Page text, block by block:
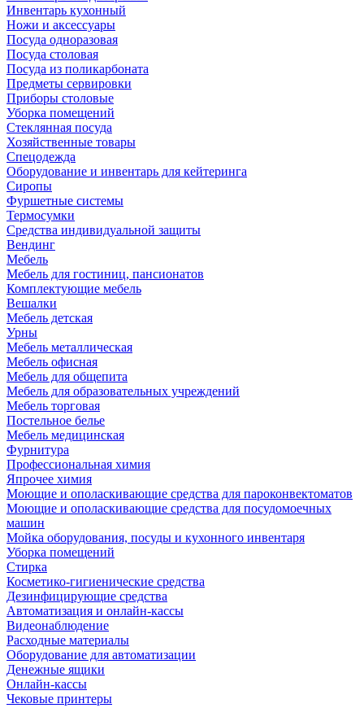
Инвентарь кухонный
Ножи и аксессуары
Посуда одноразовая
Посуда столовая
Посуда из поликарбоната
Предметы сервировки
Приборы столовые
Уборка помещений
Стеклянная посуда
Хозяйственные товары
Спецодежда
Оборудование и инвентарь для кейтеринга
Сиропы
Фуршетные системы
Термосумки
Средства индивидуальной защиты
Вендинг
Мебель
Мебель для гостиниц, пансионатов
Комплектующие мебель
Вешалки
Мебель детская
Урны
Мебель металлическая
Мебель офисная
Мебель для общепита
Мебель для образовательных учреждений
Мебель торговая
Постельное белье
Мебель медицинская
Фурнитура
Профессиональная химия
Япрочее химия
Моющие и ополаскивающие средства для пароконвектоматов
Моющие и ополаскивающие средства для посудомоечных
машин
Мойка оборудования, посуды и кухонного инвентаря
Уборка помещений
Стирка
Косметико-гигиенические средства
Дезинфицирующие средства
Автоматизация и онлайн-кассы
Видеонаблюдение
Расходные материалы
Оборудование для автоматизации
Денежные ящики
Онлайн-кассы
Чековые принтеры